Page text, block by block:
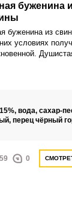
буженина
буженина из
условиях
вода, сахар-
перец чёрный
0